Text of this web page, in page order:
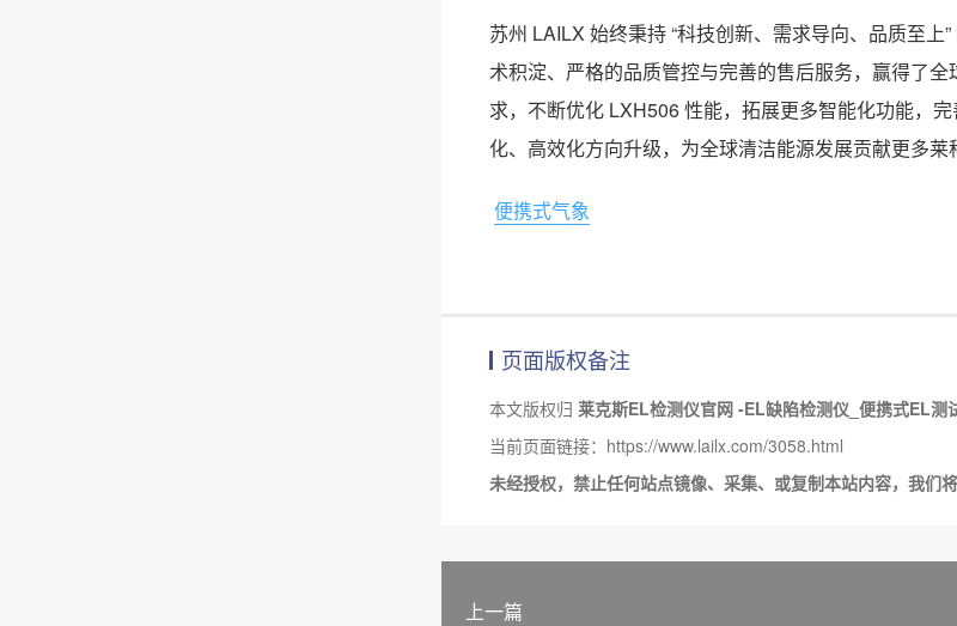
苏州 LAILX 始终秉持 “科技创新、需求导向、品质至
术积淀、严格的品质管控与完善的售后服务，赢得了
求，不断优化 LXH506 性能，拓展更多智能化功能，
化、高效化方向升级，为全球清洁能源发展贡献更多莱
便携式气象
页面版权备注
本文版权归 莱克斯EL检测仪官网 -EL缺陷检测仪_便携式EL
当前页面链接：https://www.lailx.com/3058.html
未经授权，禁止任何站点镜像、采集、或复制本站内容，我们
上一篇